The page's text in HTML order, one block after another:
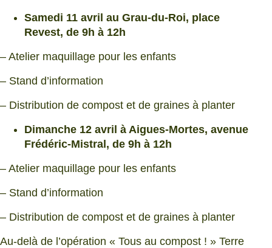
Samedi 11 avril au Grau-du-Roi, place
Revest, de 9h à 12h
– Atelier maquillage pour les enfants
– Stand d’information
– Distribution de compost et de graines à planter
Dimanche 12 avril à Aigues-Mortes, avenue
Frédéric-Mistral, de 9h à 12h
– Atelier maquillage pour les enfants
– Stand d’information
– Distribution de compost et de graines à planter
Au-delà de l’opération « Tous au compost ! » Terre